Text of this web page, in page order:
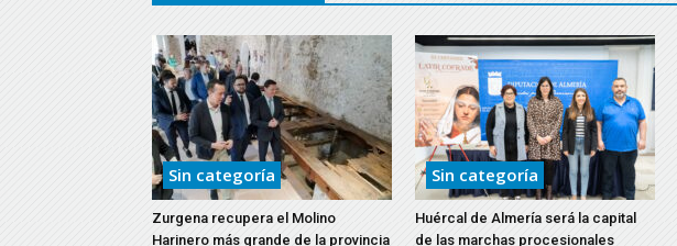
Sin categoría
Zurgena recupera el Molino
Harinero más grande de la provincia
Sin categoría
Huércal de Almería será la capital
de las marchas procesionales